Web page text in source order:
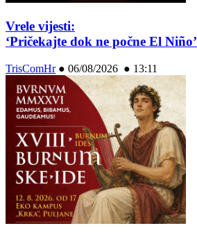
Vrele vijesti:
‘Pričekajte dok ne počne El Niño’
TrisComHr● 06/08/2026 ● 13:11